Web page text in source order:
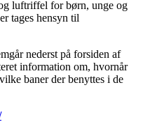
luftriffel for børn, unge og
tages hensyn til
nederst på forsiden af
information om, hvornår
baner der benyttes i de